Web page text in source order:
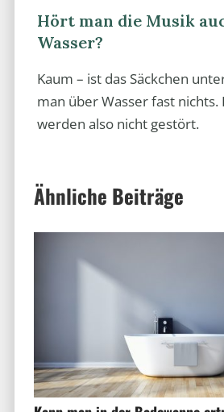
Hört man die Musik
Wasser?
Kaum – ist das Säckchen
man über Wasser fast nichts.
werden also nicht gestört.
Ähnliche Beiträge